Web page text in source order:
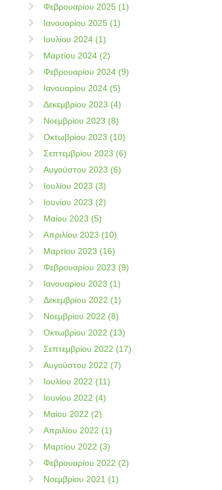
Φεβρουαρίου 2025 (1)
Ιανουαρίου 2025 (1)
Ιουλίου 2024 (1)
Μαρτίου 2024 (2)
Φεβρουαρίου 2024 (9)
Ιανουαρίου 2024 (5)
Δεκεμβρίου 2023 (4)
Νοεμβρίου 2023 (8)
Οκτωβρίου 2023 (10)
Σεπτεμβρίου 2023 (6)
Αυγούστου 2023 (6)
Ιουλίου 2023 (3)
Ιουνίου 2023 (2)
Μαίου 2023 (5)
Απριλίου 2023 (10)
Μαρτίου 2023 (16)
Φεβρουαρίου 2023 (9)
Ιανουαρίου 2023 (1)
Δεκεμβρίου 2022 (1)
Νοεμβρίου 2022 (8)
Οκτωβρίου 2022 (13)
Σεπτεμβρίου 2022 (17)
Αυγούστου 2022 (7)
Ιουλίου 2022 (11)
Ιουνίου 2022 (4)
Μαίου 2022 (2)
Απριλίου 2022 (1)
Μαρτίου 2022 (3)
Φεβρουαρίου 2022 (2)
Νοεμβρίου 2021 (1)